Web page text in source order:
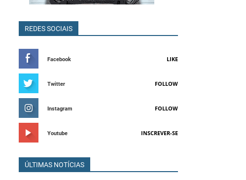
REDES SOCIAIS
Facebook LIKE
Twitter FOLLOW
Instagram FOLLOW
Youtube INSCREVER-SE
ÚLTIMAS NOTÍCIAS